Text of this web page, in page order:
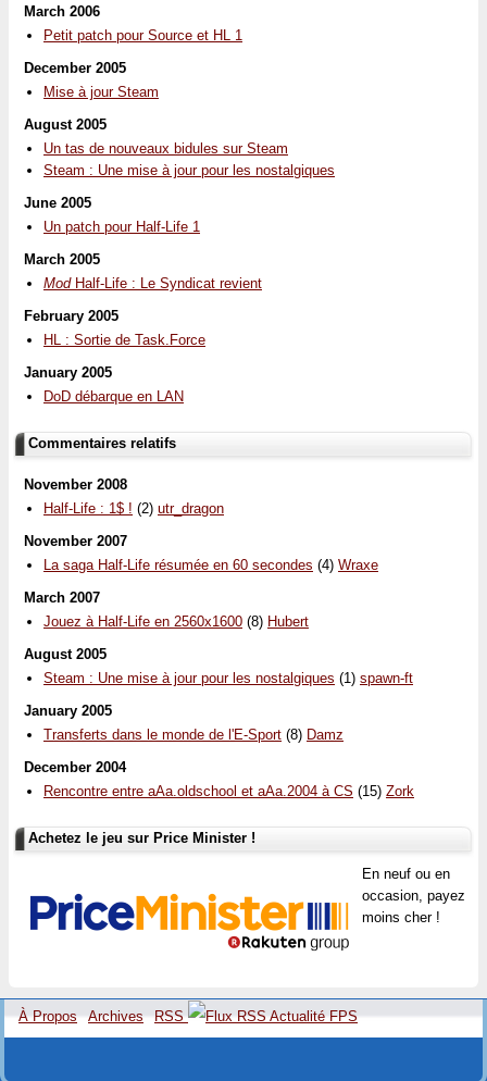
March 2006
Petit patch pour Source et HL 1
December 2005
Mise à jour Steam
August 2005
Un tas de nouveaux bidules sur Steam
Steam : Une mise à jour pour les nostalgiques
June 2005
Un patch pour Half-Life 1
March 2005
ModHalf-Life : Le Syndicat revient
February 2005
HL : Sortie de Task.Force
January 2005
DoD débarque en LAN
Commentaires relatifs
November 2008
Half-Life : 1$ ! (2) utr_dragon
November 2007
La saga Half-Life résumée en 60 secondes (4) Wraxe
March 2007
Jouez à Half-Life en 2560x1600 (8) Hubert
August 2005
Steam : Une mise à jour pour les nostalgiques (1) spawn-ft
January 2005
Transferts dans le monde de l'E-Sport (8) Damz
December 2004
Rencontre entre aAa.oldschool et aAa.2004 à CS (15) Zork
Achetez le jeu sur Price Minister !
En neuf ou en
occasion, payez
moins cher !
À Propos Archives RSS